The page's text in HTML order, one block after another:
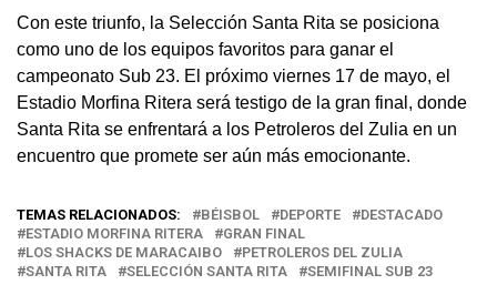
Con este triunfo, la Selección Santa Rita se posiciona
como uno de los equipos favoritos para ganar el
campeonato Sub 23. El próximo viernes 17 de mayo, el
Estadio Morfina Ritera será testigo de la gran final, donde
Santa Rita se enfrentará a los Petroleros del Zulia en un
encuentro que promete ser aún más emocionante.
TEMAS RELACIONADOS: BÉISBOL DEPORTE
DESTACADO
ESTADIO MORFINA RITERA
GRAN FINAL
LOS SHACKS DE MARACAIBO
PETROLEROS DEL ZULIA
SANTA RITA
SELECCIÓN SANTA RITA SEMIFINAL SUB 23